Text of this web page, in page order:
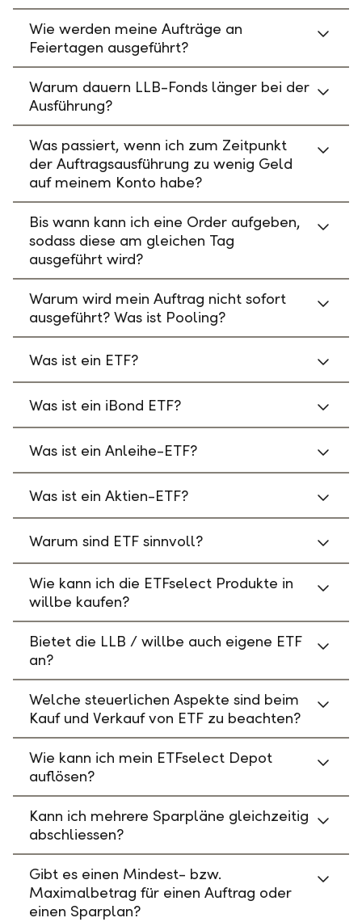
Wie werden meine Aufträge an
Feiertagen ausgeführt?
Warum dauern LLB-Fonds länger bei der
Ausführung?
Was passiert, wenn ich zum Zeitpunkt
der Auftragsausführung zu wenig Geld
auf meinem Konto habe?
Bis wann kann ich eine Order aufgeben,
sodass diese am gleichen Tag
ausgeführt wird?
Warum wird mein Auftrag nicht sofort
ausgeführt? Was ist Pooling?
Was ist ein ETF?
Was ist ein iBond ETF?
Was ist ein Anleihe-ETF?
Was ist ein Aktien-ETF?
Warum sind ETF sinnvoll?
Wie kann ich die ETFselect Produkte in
willbe kaufen?
Bietet die LLB / willbe auch eigene ETF
an?
Welche steuerlichen Aspekte sind beim
Kauf und Verkauf von ETF zu beachten?
Wie kann ich mein ETFselect Depot
auflösen?
Kann ich mehrere Sparpläne gleichzeitig
abschliessen?
Gibt es einen Mindest- bzw.
Maximalbetrag für einen Auftrag oder
einen Sparplan?